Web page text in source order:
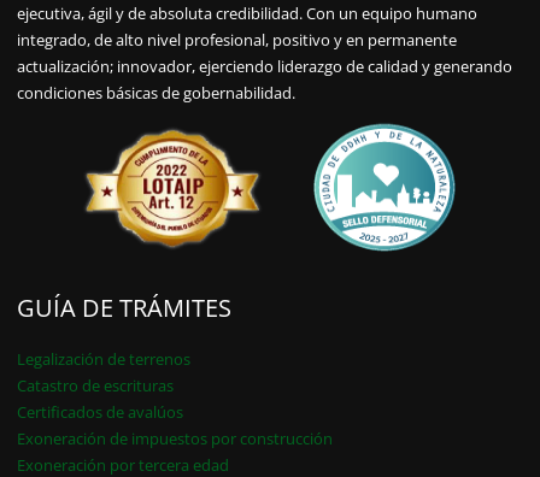
ejecutiva, ágil y de absoluta credibilidad. Con un equipo humano
integrado, de alto nivel profesional, positivo y en permanente
actualización; innovador, ejerciendo liderazgo de calidad y generando
condiciones básicas de gobernabilidad.
GUÍA DE TRÁMITES
Legalización de terrenos
Catastro de escrituras
Certificados de avalúos
Exoneración de impuestos por construcción
Exoneración por tercera edad